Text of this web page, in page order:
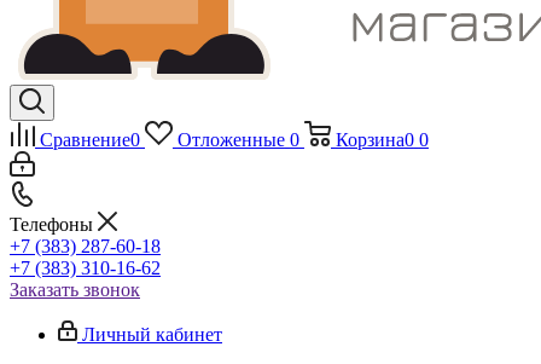
Сравнение0 Отложенные 0 Корзина0 0
Телефоны
+7 (383) 287-60-18
+7 (383) 310-16-62
Заказать звонок
Личный кабинет